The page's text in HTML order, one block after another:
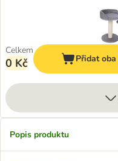
Celkem
0 Kč Přidat
Popis produktu